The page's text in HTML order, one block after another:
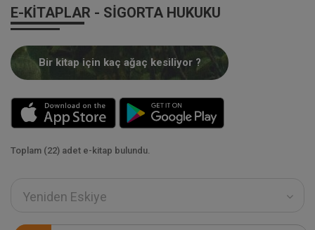
E-KITAPLAR - SIGORTA HUKUKU
Bir kitap için kaç ağaç kesiliyor ?
Toplam (22) adet e-kitap bulundu.
Yeniden Eskiye